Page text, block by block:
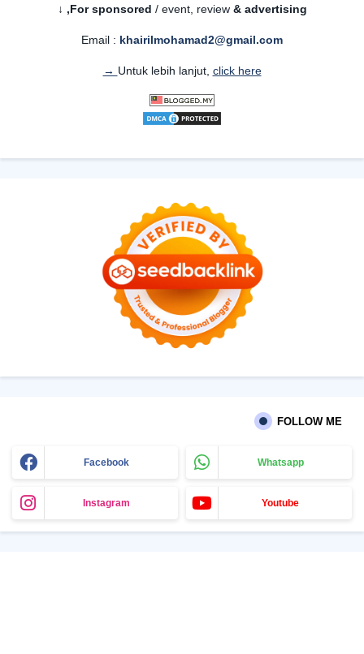
For sponsored / event, review & advertising,
↓
Email : khairilmohamad2@gmail.com
Untuk lebih lanjut, click here →
FOLLOW ME
Facebook Whatsapp
Instagram Youtube